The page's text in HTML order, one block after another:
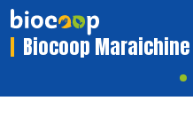
Biocoop Maraichine